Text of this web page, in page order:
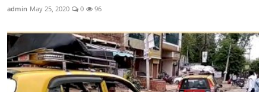
admin May 25, 2020 0 96